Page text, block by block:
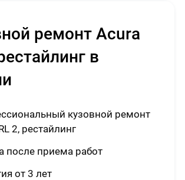
ремонт Acura
в
кузовной ремонт
2, рестайлинг
после приема работ
от 3 лет